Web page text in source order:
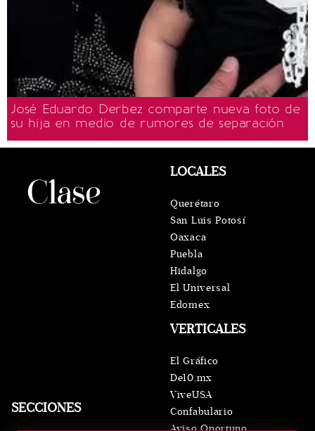
José Eduardo Derbez comparte nueva foto de
su hija en medio de rumores de separación
SECCIONES
VERTICALES
El Gráfico
De10.mx
ViveUSA
Confabulario
Aviso Oportuno
LOCALES
Querétaro
San Luis Potosí
Oaxaca
Puebla
Hidalgo
El Universal
Edomex